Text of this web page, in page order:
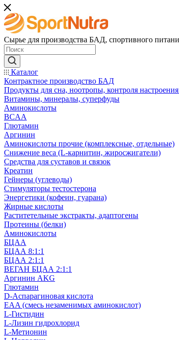
Сырье для производства БАД, спортивного
Каталог
Контрактное производство БАД
Продукты для сна, ноотропы, контроля
Витамины, минералы, суперфуды
Аминокислоты
BCAA
Глютамин
Аргинин
Аминокислоты прочие (комплексные, отдельные)
Снижение веса (L-карнитин, жиросжигатели)
Средства для суставов и связок
Креатин
Гейнеры (углеводы)
Стимуляторы тестостерона
Энергетики (кофеин, гуарана)
Жирные кислоты
Раститетельные экстракты, адаптогены
Протеины (белки)
Аминокислоты
БЦАА
БЦАА 8:1:1
БЦАА 2:1:1
ВЕГАН БЦАА 2:1:1
Аргинин AKG
Глютамин
D-Аспарагиновая кислота
EAA (смесь незаменимых аминокислот)
L-Гистидин
L-Лизин гидрохлорид
L-Метионин